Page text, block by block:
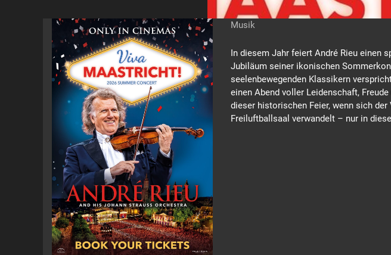
Musik
In diesem Jahr feiert André Rieu einen
Jubiläum seiner ikonischen
seelenbewegenden Klassikern
einen Abend voller Leidenschaft,
dieser historischen Feier, wenn sich
Freiluftballsaal verwandelt – nur in